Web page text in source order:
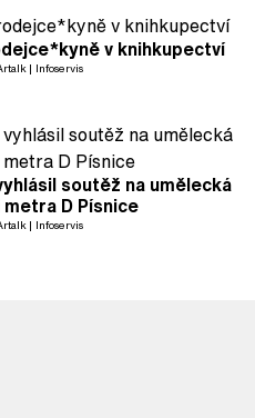
v knihkupectví
Infoservis
soutěž na umělecká
D Písnice
Infoservis